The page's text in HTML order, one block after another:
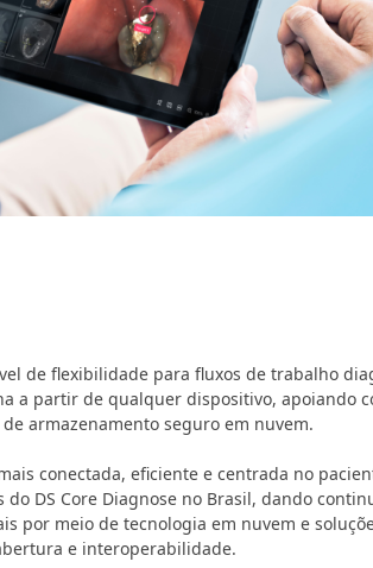
de flexibilidade para fluxos de trabalho
a partir de qualquer dispositivo, apoiando
armazenamento seguro em nuvem.
conectada, eficiente e centrada no
DS Core Diagnose no Brasil, dando
por meio de tecnologia em nuvem e
e interoperabilidade.